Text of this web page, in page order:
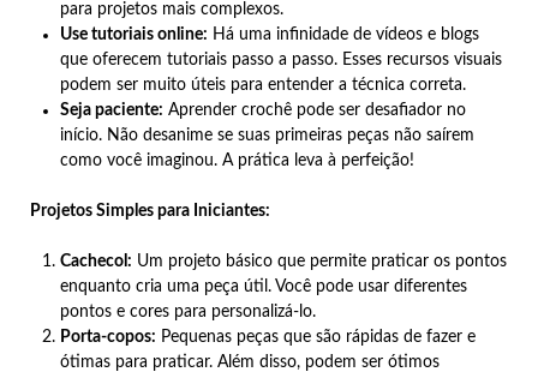
para projetos mais complexos.
Use tutoriais online: Há uma infinidade de vídeos e blogs
que oferecem tutoriais passo a passo. Esses recursos visuais
podem ser muito úteis para entender a técnica correta.
Seja paciente: Aprender crochê pode ser desafiador no
início. Não desanime se suas primeiras peças não saírem
como você imaginou. A prática leva à perfeição!
Projetos Simples para Iniciantes:
Cachecol: Um projeto básico que permite praticar os pontos
enquanto cria uma peça útil. Você pode usar diferentes
pontos e cores para personalizá-lo.
Porta-copos: Pequenas peças que são rápidas de fazer e
ótimas para praticar. Além disso, podem ser ótimos